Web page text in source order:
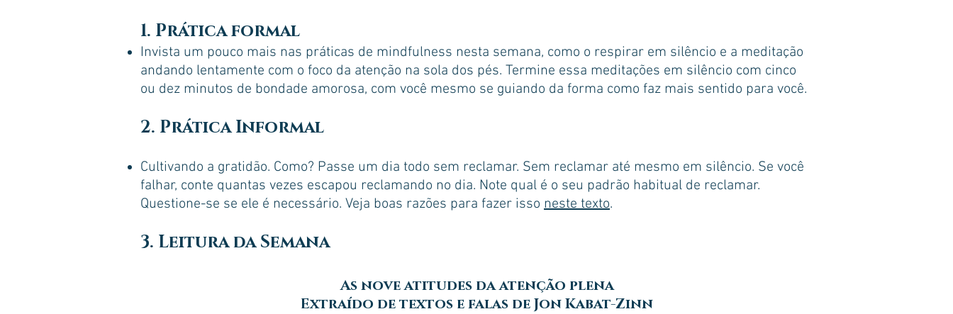
1. Prática formal
Invista um pouco mais nas práticas de mindfulness nesta semana, como o respirar em silêncio e a meditação
andando lentamente com o foco da atenção na sola dos pés. Termine essa meditações em silêncio com cinco
ou dez minutos de bondade amorosa, com você mesmo se guiando da forma como faz mais sentido para você.​
2. Prática Informal
Cultivando a gratidão. Como? Passe um dia todo sem reclamar. Sem reclamar até mesmo em silêncio. Se você
falhar, conte quantas vezes escapou reclamando no dia. Note qual é o seu padrão habitual de reclamar.
Questione-se se ele é necessário. Veja boas razões para fazer isso neste texto.
3. Leitura da Semana
As nove atitudes da atenção plena
Extraído de textos e falas de Jon Kabat-Zinn